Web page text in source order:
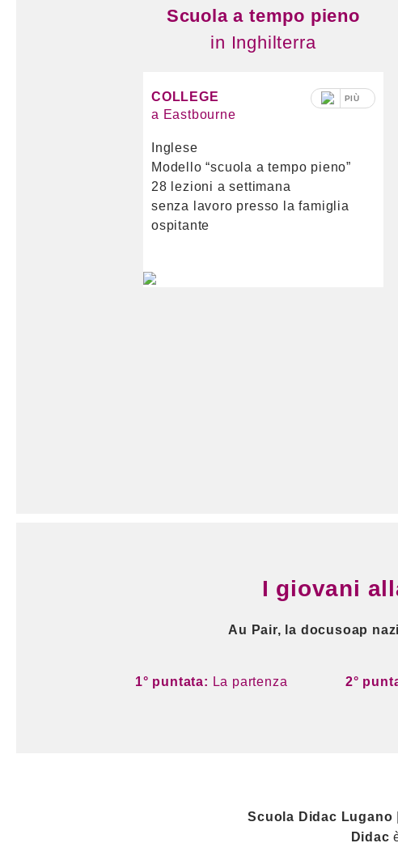
Scuola a tempo pieno
in Inghilterra
COLLEGE
a Eastbourne
Inglese
Modello “scuola a tempo pieno”
28 lezioni a settimana
senza lavoro presso la famiglia
ospitante
PIÙ
I giovani
Au Pair, la docusoap
1° puntata: La partenza 2°
Scuola Didac Lugano
Didac